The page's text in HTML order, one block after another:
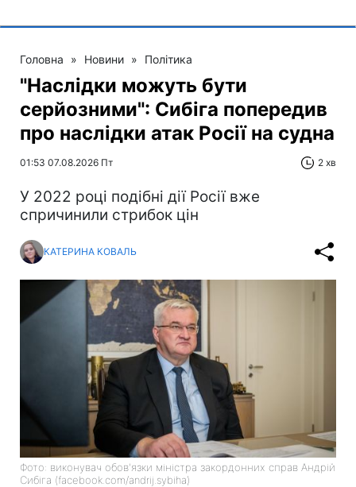
Головна » Новини » Політика
"Наслідки можуть бути
серйозними": Сибіга попередив
про наслідки атак Росії на судна
01:53 07.08.2026 Пт 2 хв
У 2022 році подібні дії Росії вже
спричинили стрибок цін
КАТЕРИНА КОВАЛЬ
Фото: виконувач обов'язки міністра закордонних справ Андрій
Сибіга (facebook.com/andrij.sybiha)